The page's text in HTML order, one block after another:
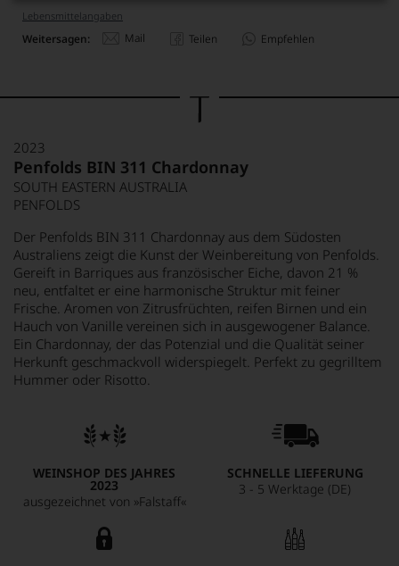
Lebensmittel­angaben
Weitersagen: Mail Teilen Empfehlen
2023
Penfolds BIN 311 Chardonnay
SOUTH EASTERN AUSTRALIA
PENFOLDS
Der Penfolds BIN 311 Chardonnay aus dem Südosten
Australiens zeigt die Kunst der Weinbereitung von Penfolds.
Gereift in Barriques aus französischer Eiche, davon 21 %
neu, entfaltet er eine harmonische Struktur mit feiner
Frische. Aromen von Zitrusfrüchten, reifen Birnen und ein
Hauch von Vanille vereinen sich in ausgewogener Balance.
Ein Chardonnay, der das Potenzial und die Qualität seiner
Herkunft geschmackvoll widerspiegelt. Perfekt zu gegrilltem
Hummer oder Risotto.
WEINSHOP DES JAHRES
2023
ausgezeichnet von »Falstaff«
SCHNELLE LIEFERUNG
3 - 5 Werktage (DE)